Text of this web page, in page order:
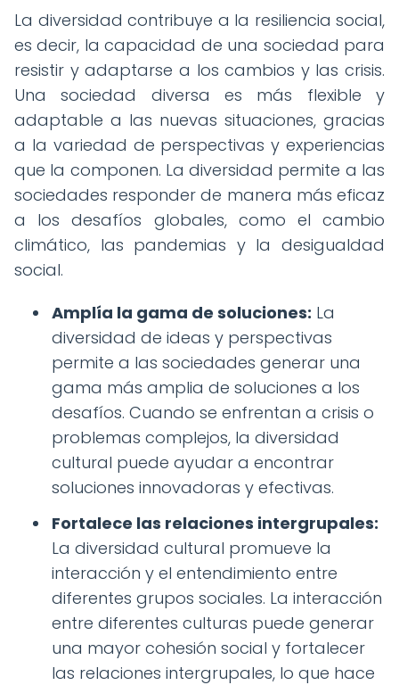
La diversidad contribuye a la resiliencia social,
es decir, la capacidad de una sociedad para
resistir y adaptarse a los cambios y las crisis.
Una sociedad diversa es más flexible y
adaptable a las nuevas situaciones, gracias
a la variedad de perspectivas y experiencias
que la componen. La diversidad permite a las
sociedades responder de manera más eficaz
a los desafíos globales, como el cambio
climático, las pandemias y la desigualdad
social.
Amplía la gama de soluciones: La
diversidad de ideas y perspectivas
permite a las sociedades generar una
gama más amplia de soluciones a los
desafíos. Cuando se enfrentan a crisis o
problemas complejos, la diversidad
cultural puede ayudar a encontrar
soluciones innovadoras y efectivas.
Fortalece las relaciones intergrupales:
La diversidad cultural promueve la
interacción y el entendimiento entre
diferentes grupos sociales. La interacción
entre diferentes culturas puede generar
una mayor cohesión social y fortalecer
las relaciones intergrupales, lo que hace